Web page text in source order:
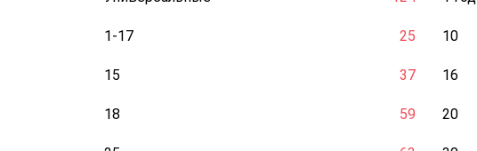
25
1-17 10
37
15 16
59
18 20